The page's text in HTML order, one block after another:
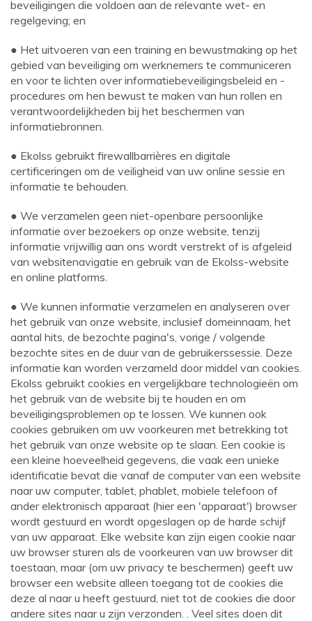
beveiligingen die voldoen aan de relevante wet- en
regelgeving; en
● Het uitvoeren van een training en bewustmaking op het
gebied van beveiliging om werknemers te communiceren
en voor te lichten over informatiebeveiligingsbeleid en -
procedures om hen bewust te maken van hun rollen en
verantwoordelijkheden bij het beschermen van
informatiebronnen.
● Ekolss gebruikt firewallbarrières en digitale
certificeringen om de veiligheid van uw online sessie en
informatie te behouden.
● We verzamelen geen niet-openbare persoonlijke
informatie over bezoekers op onze website, tenzij
informatie vrijwillig aan ons wordt verstrekt of is afgeleid
van websitenavigatie en gebruik van de Ekolss-website
en online platforms.
● We kunnen informatie verzamelen en analyseren over
het gebruik van onze website, inclusief domeinnaam, het
aantal hits, de bezochte pagina's, vorige / volgende
bezochte sites en de duur van de gebruikerssessie. Deze
informatie kan worden verzameld door middel van cookies.
Ekolss gebruikt cookies en vergelijkbare technologieën om
het gebruik van de website bij te houden en om
beveiligingsproblemen op te lossen. We kunnen ook
cookies gebruiken om uw voorkeuren met betrekking tot
het gebruik van onze website op te slaan. Een cookie is
een kleine hoeveelheid gegevens, die vaak een unieke
identificatie bevat die vanaf de computer van een website
naar uw computer, tablet, phablet, mobiele telefoon of
ander elektronisch apparaat (hier een 'apparaat') browser
wordt gestuurd en wordt opgeslagen op de harde schijf
van uw apparaat. Elke website kan zijn eigen cookie naar
uw browser sturen als de voorkeuren van uw browser dit
toestaan, maar (om uw privacy te beschermen) geeft uw
browser een website alleen toegang tot de cookies die
deze al naar u heeft gestuurd, niet tot de cookies die door
andere sites naar u zijn verzonden. . Veel sites doen dit